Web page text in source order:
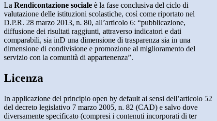
La Rendicontazione sociale è la fase conclusiva del ciclo di
valutazione delle istituzioni scolastiche, così come riportato nel
D.P.R. 28 marzo 2013, n. 80, all’articolo 6: “pubblicazione,
diffusione dei risultati raggiunti, attraverso indicatori e dati
comparabili, sia inD una dimensione di trasparenza sia in una
dimensione di condivisione e promozione al miglioramento del
servizio con la comunità di appartenenza”.
Licenza
In applicazione del principio open by default ai sensi dell’articolo 52
del decreto legislativo 7 marzo 2005, n. 82 (CAD) e salvo dove
diversamente specificato (compresi i contenuti incorporati di ter